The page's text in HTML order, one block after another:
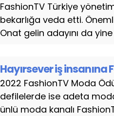
FashionTV Türkiye
bekarlığa veda etti.
Onat gelin adayını da
Hayırsever iş
2022 FashionTV Moda
defilelerde ise adeta
ünlü moda kanalı